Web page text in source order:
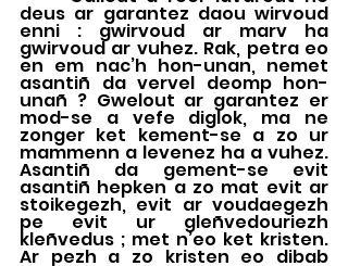
deus ar garantez daou wirvoud
enni : gwirvoud ar marv ha
gwirvoud ar vuhez. Rak, petra eo
en em nac’h hon-unan, nemet
asantiñ da vervel deomp hon-
unañ ? Gwelout ar garantez er
mod-se a vefe diglok, ma ne
zonger ket kement-se a zo ur
mammenn a levenez ha a vuhez.
Asantiñ da gement-se evit
asantiñ hepken a zo mat evit ar
stoikegezh, evit ar voudaegezh
pe evit ur gleñvedouriezh
kleñvedus ; met n’eo ket kristen.
Ar pezh a zo kristen eo dibab